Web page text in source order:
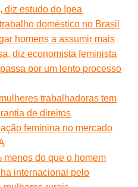
diz estudo do Ipea
doméstico no Brasil
homens a assumir mais
diz economista feminista
por um lento processo
trabalhadoras tem
de direitos
feminina no mercado
menos do que o homem
internacional pelo